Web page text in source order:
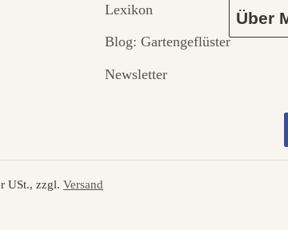
Über
Lexikon
Blog: Gartengeflüster
Newsletter
USt., zzgl. Versand